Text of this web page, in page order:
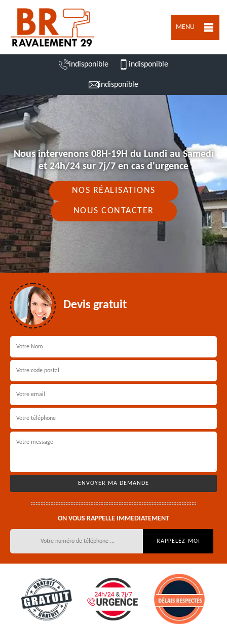
MENU
indisponible indisponible
indisponible
Nous intervenons 08H-19H du Lundi au Samedi
et 24h/24 sur 7j/7 en cas d'urgence
NOS RÉALISATIONS
NOUS CONTACTER
Devis gratuit
ON VOUS RAPPELLE IMMEDIATEMENT